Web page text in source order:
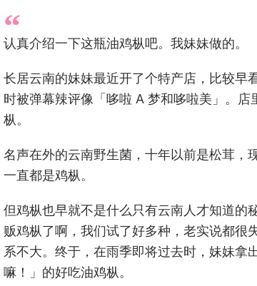
认真介绍一下这瓶油鸡枞吧。我妹妹做的。
长居云南的妹妹最近开了个特产店，比较早
时被弹幕辣评像「哆啦 A 梦和哆啦美」。
枞。
名声在外的云南野生菌，十年以前是松茸，
一直都是鸡枞。
但鸡枞也早就不是什么只有云南人才知道的
贩鸡枞了啊，我们试了好多种，老实说都很
系不大。终于，在雨季即将过去时，妹妹拿
嘛！」的好吃油鸡枞。